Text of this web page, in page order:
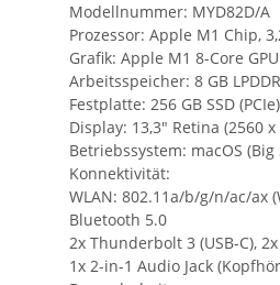
Modellnummer: MYD82D/A
Prozessor: Apple M1 Chip,
Grafik: Apple M1 8-Core GPU
Arbeitsspeicher: 8 GB
Festplatte: 256 GB SSD (PCIe)
Display: 13,3" Retina (2560 x
Betriebssystem: macOS
Konnektivität:
WLAN: 802.11a/b/g/n/ac/ax
Bluetooth 5.0
2x Thunderbolt 3 (USB-C),
1x 2-in-1 Audio Jack